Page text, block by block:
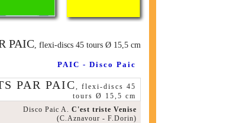
PAIC, flexi-discs 45 tours Ø 15,5 cm
PAIC - Disco Paic
PAR PAIC, flexi-discs 45
tours Ø 15,5 cm
Disco Paic A. C'est triste Venise
(C.Aznavour - F.Dorin)